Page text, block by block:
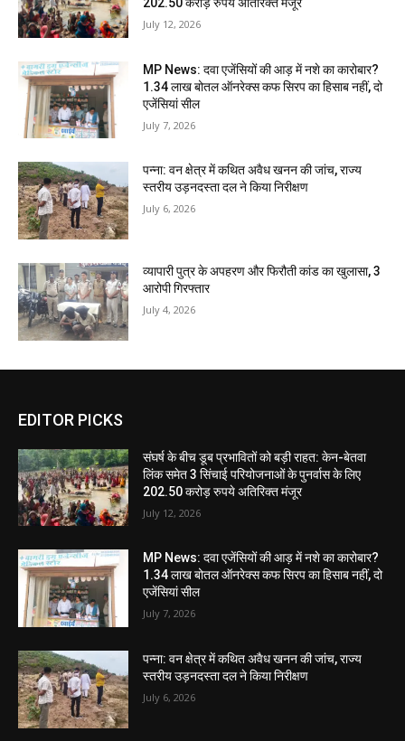
July 12, 2026
MP News: दवा एजेंसियों की आड़ में नशे का कारोबार?
1.34 लाख बोतल ऑनरेक्स कफ सिरप का हिसाब नहीं, दो
एजेंसियां सील
July 7, 2026
पन्ना: वन क्षेत्र में कथित अवैध खनन की जांच, राज्य
स्तरीय उड़नदस्ता दल ने किया निरीक्षण
July 6, 2026
व्यापारी पुत्र के अपहरण और फिरौती कांड का खुलासा, 3
आरोपी गिरफ्तार
July 4, 2026
EDITOR PICKS
संघर्ष के बीच डूब प्रभावितों को बड़ी राहत: केन-बेतवा
लिंक समेत 3 सिंचाई परियोजनाओं के पुनर्वास के लिए
202.50 करोड़ रुपये अतिरिक्त मंजूर
July 12, 2026
MP News: दवा एजेंसियों की आड़ में नशे का कारोबार?
1.34 लाख बोतल ऑनरेक्स कफ सिरप का हिसाब नहीं, दो
एजेंसियां सील
July 7, 2026
पन्ना: वन क्षेत्र में कथित अवैध खनन की जांच, राज्य
स्तरीय उड़नदस्ता दल ने किया निरीक्षण
July 6, 2026